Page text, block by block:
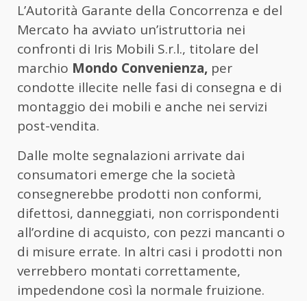
L’Autorità Garante della Concorrenza e del
Mercato ha avviato un’istruttoria nei
confronti di Iris Mobili S.r.l., titolare del
marchio Mondo Convenienza, per
condotte illecite nelle fasi di consegna e di
montaggio dei mobili e anche nei servizi
post-vendita.
Dalle molte segnalazioni arrivate dai
consumatori emerge che la società
consegnerebbe prodotti non conformi,
difettosi, danneggiati, non corrispondenti
all’ordine di acquisto, con pezzi mancanti o
di misure errate. In altri casi i prodotti non
verrebbero montati correttamente,
impedendone così la normale fruizione.